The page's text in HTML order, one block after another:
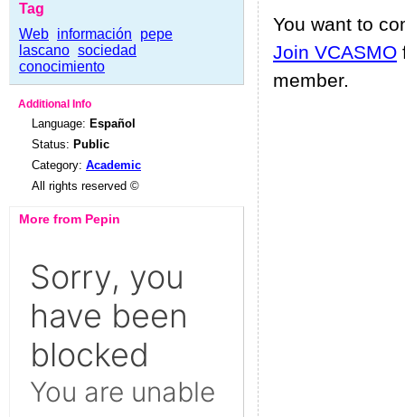
Tag
Web información
pepe
lascano sociedad
conocimiento
Additional Info
Language: Español
Status: Public
Category: Academic
All rights reserved ©
More from Pepin
You want to
Join VCASMO
member.